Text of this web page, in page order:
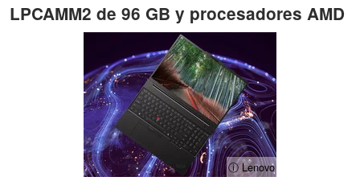
LPCAMM2 de 96 GB y procesadores AMD
ⓘ Lenovo